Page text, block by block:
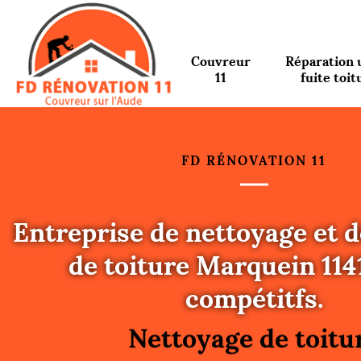
Couvreur
11
Réparation
fuite
FD RÉNOVATION 11
Entreprise de nettoyage et
de toiture Marquein
compétitfs.
Urgence fuite
Changement de
Nettoyage de